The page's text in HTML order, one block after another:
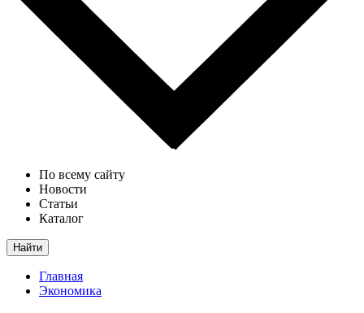
По всему сайту
Новости
Статьи
Каталог
Найти
Главная
Экономика